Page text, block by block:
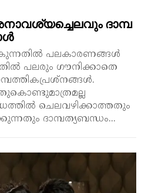
ദാമ്പ
പലകാരണങ്ങൾ
പലരും ഗൗനിക്കാതെ
ചെലവഴിക്കാത്തതും
ദാമ്പത്യബന്ധം...